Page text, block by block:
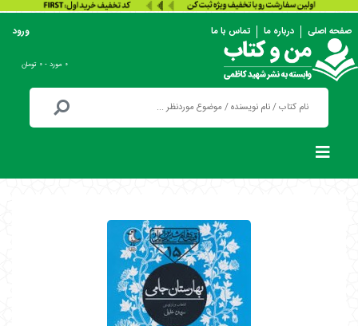
صفحه اصلی درباره ما تماس با ما ورود
۰ مورد - ۰ تومان